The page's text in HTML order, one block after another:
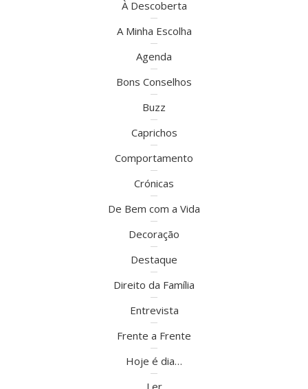
À Descoberta
A Minha Escolha
Agenda
Bons Conselhos
Buzz
Caprichos
Comportamento
Crónicas
De Bem com a Vida
Decoração
Destaque
Direito da Família
Entrevista
Frente a Frente
Hoje é dia…